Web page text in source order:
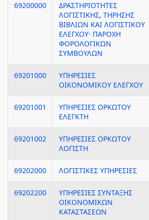
69200000
ΔΡΑΣΤΗΡΙΟΤΗΤΕΣ
ΛΟΓΙΣΤΙΚΗΣ, ΤΗΡΗΣΗΣ
ΒΙΒΛΙΩΝ ΚΑΙ ΛΟΓΙΣΤΙΚΟΥ
ΕΛΕΓΧΟΥ· ΠΑΡΟΧΗ
ΦΟΡΟΛΟΓΙΚΩΝ
ΣΥΜΒΟΥΛΩΝ
69201000
ΥΠΗΡΕΣΙΕΣ
ΟΙΚΟΝΟΜΙΚΟΥ ΕΛΕΓΧΟΥ
69201001
ΥΠΗΡΕΣΙΕΣ ΟΡΚΩΤΟΥ
ΕΛΕΓΚΤΗ
69201002
ΥΠΗΡΕΣΙΕΣ ΟΡΚΩΤΟΥ
ΛΟΓΙΣΤΗ
69202000 ΛΟΓΙΣΤΙΚΕΣ ΥΠΗΡΕΣΙΕΣ
69202200
ΥΠΗΡΕΣΙΕΣ ΣΥΝΤΑΞΗΣ
ΟΙΚΟΝΟΜΙΚΩΝ
ΚΑΤΑΣΤΑΣΕΩΝ